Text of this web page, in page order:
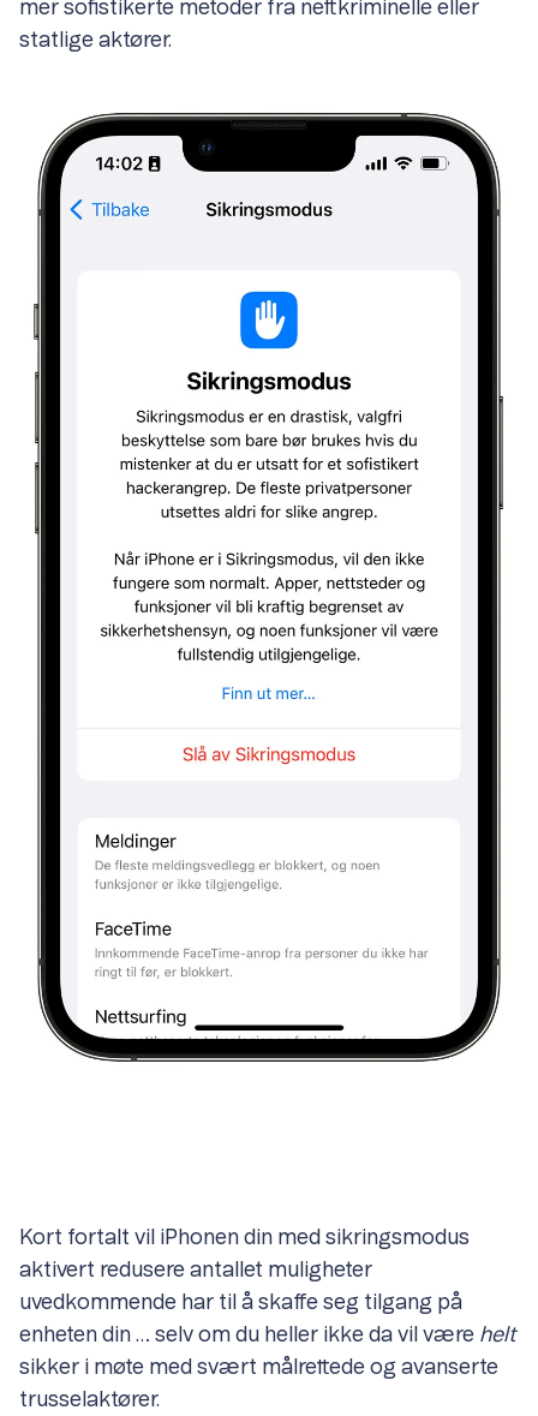
mer sofistikerte metoder fra nettkriminelle eller
statlige aktører.
Kort fortalt vil iPhonen din med sikringsmodus
aktivert redusere antallet muligheter
uvedkommende har til å skaffe seg tilgang på
enheten din … selv om du heller ikke da vil være helt
sikker i møte med svært målrettede og avanserte
trusselaktører.